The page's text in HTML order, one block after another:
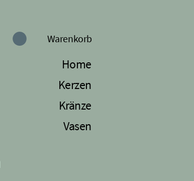
Warenkorb
Home
Kerzen
Kränze
Vasen